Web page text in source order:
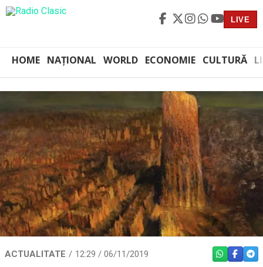
LIVE
HOME NAȚIONAL WORLD ECONOMIE CULTURĂ
ACTUALITATE 12:29 / 06/11/2019 WHATSAPP